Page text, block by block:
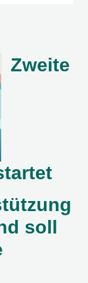
Zweite
soll